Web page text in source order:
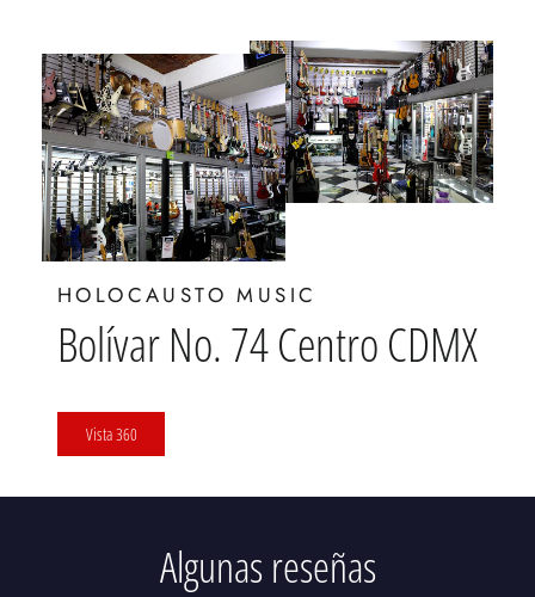
HOLOCAUSTO MUSIC
Bolívar No. 74 Centro CDMX
Vista 360
Algunas reseñas